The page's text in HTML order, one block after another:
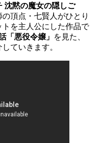
沈黙の魔女の隠しご
頂点・七賢人がひとり
トを主人公にした作品で
「悪役令嬢」 を見た、
ていきます。